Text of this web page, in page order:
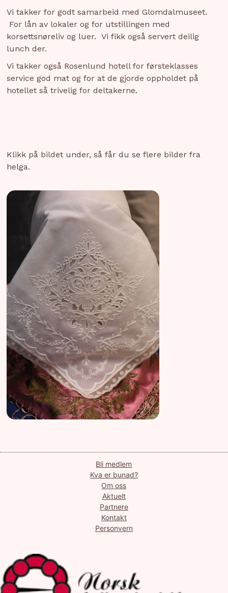
Vi takker for godt samarbeid med Glomdalmuseet.
For lån av lokaler og for utstillingen med
korsettsnøreliv og luer. Vi fikk også servert deilig
lunch der.
Vi takker også Rosenlund hotell for førsteklasses
service god mat og for at de gjorde oppholdet på
hotellet så trivelig for deltakerne.
Klikk på bildet under, så får du se flere bilder fra
helga.
Bli medlem
Kva er bunad?
Om oss
Aktuelt
Partnere
Kontakt
Personvern